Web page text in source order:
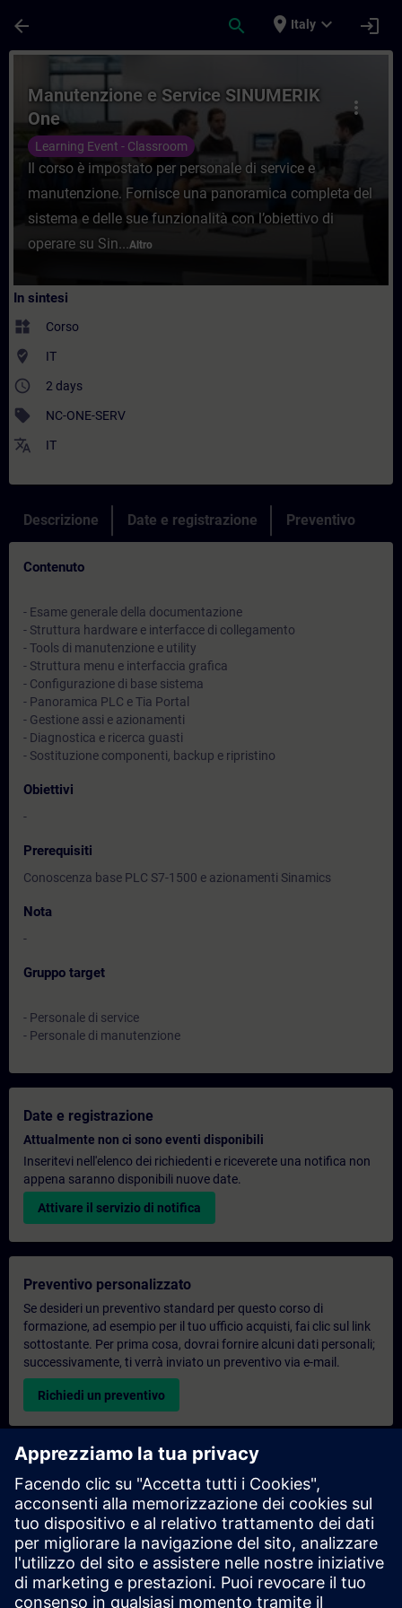
arrow_back search place Italy expand_more login
Corso - Manutenzione e Service
more_vert
Manutenzione e Service SINUMERIK
One
Learning Event - Classroom
Il corso è impostato per personale di service e
manutenzione. Fornisce una panoramica completa del
sistema e delle sue funzionalità con l’obiettivo di
operare su Sin...Altro
In sintesi
widgets Corso
where_to_vote IT
access_time 2 days
sell NC-ONE-SERV
translate IT
Descrizione Date e registrazione Preventivo
Contenuto
- Esame generale della documentazione
- Struttura hardware e interfacce di collegamento
- Tools di manutenzione e utility
- Struttura menu e interfaccia grafica
- Configurazione di base sistema
- Panoramica PLC e Tia Portal
- Gestione assi e azionamenti
- Diagnostica e ricerca guasti
- Sostituzione componenti, backup e ripristino
Obiettivi
-
Prerequisiti
Conoscenza base PLC S7-1500 e azionamenti Sinamics
Nota
-
Gruppo target
- Personale di service
- Personale di manutenzione
Date e registrazione
Attualmente non ci sono eventi disponibili
Inseritevi nell'elenco dei richiedenti e riceverete una notifica non
appena saranno disponibili nuove date.
Attivare il servizio di notifica
Preventivo personalizzato
Se desideri un preventivo standard per questo corso di
formazione, ad esempio per il tuo ufficio acquisti, fai clic sul link
sottostante. Per prima cosa, dovrai fornire alcuni dati personali;
successivamente, ti verrà inviato un preventivo via e-mail.
Richiedi un preventivo
Richiesta di informazioni su corsi di formazione
esclusivi
Compila il modulo di richiesta sottostante se hai bisogno di un
preventivo per un corso di formazione esclusivo in sede,
virtualmente o presso il nostro centro di formazione SITRAIN.
Questo tipo di richiesta è adatto a gruppi più numerosi (da 6
persone in su). Dopo aver fornito i tuoi dati di contatto e le tue